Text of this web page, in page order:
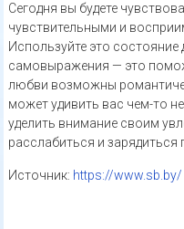
Сегодня вы будете
чувствительными и
Используйте это состояние
самовыражения — это
любви возможны
может удивить вас чем-то
уделить внимание своим
расслабиться и зарядиться
Источник: https://www.sb.by/